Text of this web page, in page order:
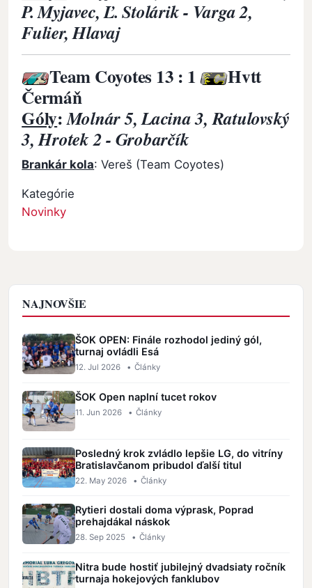
P. Myjavec, Ľ. Stolárik - Varga 2,
Fulier, Hlavaj
Team Coyotes 13 : 1
Hvtt
Čermáň
Góly:Molnár 5, Lacina 3, Ratulovský
3, Hrotek 2 - Grobarčík
Brankár kola: Vereš (Team Coyotes)
Kategórie
Novinky
NAJNOVŠIE
ŠOK OPEN: Finále rozhodol jediný gól,
turnaj ovládli Esá
12. Jul 2026 • Články
ŠOK Open naplní tucet rokov
11. Jun 2026 • Články
Posledný krok zvládlo lepšie LG, do vitríny
Bratislavčanom pribudol ďalší titul
22. May 2026 • Články
Rytieri dostali doma výprask, Poprad
prehajdákal náskok
28. Sep 2025 • Články
Nitra bude hostiť jubilejný dvadsiaty ročník
turnaja hokejových fanklubov